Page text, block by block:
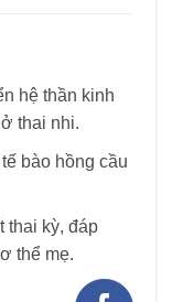
hệ thần kinh
thai nhi.
bào hồng cầu
thai kỳ, đáp
thể mẹ.